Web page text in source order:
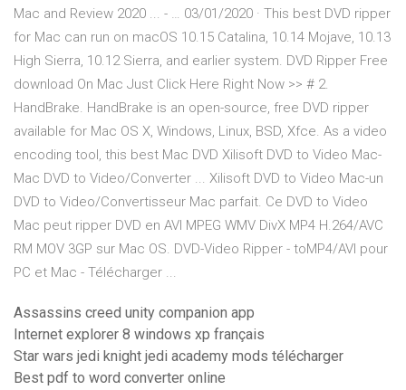
Mac and Review 2020 ... - … 03/01/2020 · This best DVD ripper
for Mac can run on macOS 10.15 Catalina, 10.14 Mojave, 10.13
High Sierra, 10.12 Sierra, and earlier system. DVD Ripper Free
download On Mac Just Click Here Right Now >> # 2.
HandBrake. HandBrake is an open-source, free DVD ripper
available for Mac OS X, Windows, Linux, BSD, Xfce. As a video
encoding tool, this best Mac DVD Xilisoft DVD to Video Mac-
Mac DVD to Video/Converter ... Xilisoft DVD to Video Mac-un
DVD to Video/Convertisseur Mac parfait. Ce DVD to Video
Mac peut ripper DVD en AVI MPEG WMV DivX MP4 H.264/AVC
RM MOV 3GP sur Mac OS. DVD-Video Ripper - toMP4/AVI pour
PC et Mac - Télécharger ...
Assassins creed unity companion app
Internet explorer 8 windows xp français
Star wars jedi knight jedi academy mods télécharger
Best pdf to word converter online